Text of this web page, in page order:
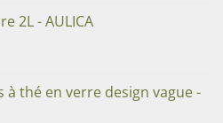
2L - AULICA
à thé en verre design vague -